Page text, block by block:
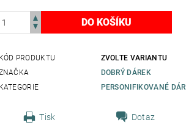
KÓD PRODUKTU
ZVOLTE VARIANTU
DOBRÝ DÁREK
KATEGORIE
PERSONIFIKOVANÉ
Tisk Dotaz